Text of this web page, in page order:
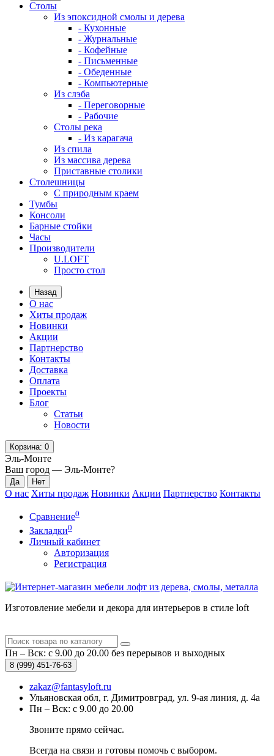
Столы
Из эпоксидной смолы и дерева
- Кухонные
- Журнальные
- Кофейные
- Письменные
- Обеденные
- Компьютерные
Из слэба
- Переговорные
- Рабочие
Столы река
- Из карагача
Из спила
Из массива дерева
Приставные столики
Столешницы
С природным краем
Тумбы
Консоли
Барные стойки
Часы
Производители
U.LOFT
Просто стол
Назад
О нас
Хиты продаж
Новинки
Акции
Партнерство
Контакты
Доставка
Оплата
Проекты
Блог
Статьи
Новости
Корзина: 0
Эль-Монте
Ваш город — Эль-Монте?
О нас Хиты продаж Новинки Акции Партнерство Контакты
Сравнение0
Закладки0
Личный кабинет
Авторизация
Регистрация
Изготовление мебели и декора для интерьеров в стиле loft
Пн – Вск: с 9.00 до 20.00 без перерывов и выходных
8 (999) 451-76-63
zakaz@fantasyloft.ru
Ульяновская обл, г. Димитровград, ул. 9-ая линия, д. 4а
Пн – Вск: с 9.00 до 20.00
Звоните прямо сейчас.
Всегда на связи и готовы помочь с выбором.